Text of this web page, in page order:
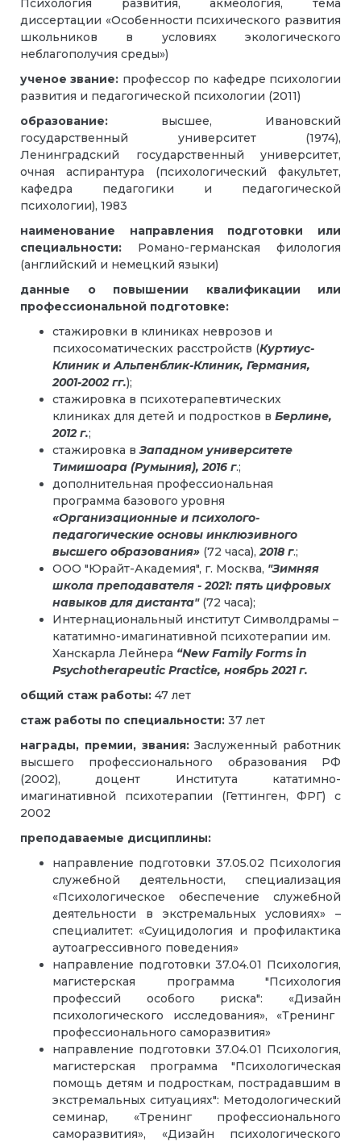
Психология развития, акмеология, тема
диссертации «Особенности психического развития
школьников в условиях экологического
неблагополучия среды»)
ученое звание: профессор по кафедре психологии
развития и педагогической психологии (2011)
образование:
высшее, Ивановский
государственный университет (1974),
Ленинградский государственный университет,
очная аспирантура (психологический факультет,
кафедра педагогики и педагогической
психологии), 1983
наименование направления подготовки или
специальности: Романо-германская филология
(английский и немецкий языки)
данные о повышении квалификации или
профессиональной подготовке:
стажировки в клиниках неврозов и
психосоматических расстройств (Куртиус-
Клиник и Альпенблик-Клиник, Германия,
2001-2002 гг.);
стажировка в психотерапевтических
клиниках для детей и подростков в Берлине,
2012 г.;
стажировка вЗападном университете
Тимишоара (Румыния), 2016 г.;
дополнительная профессиональная
программа базового уровня
«Организационные и психолого-
педагогические основы инклюзивного
высшего образования» (72 часа),2018 г.;
ООО "Юрайт-Академия", г. Москва, "Зимняя
школа преподавателя - 2021: пять цифровых
навыков для дистанта" (72 часа);
Интернациональный институт Символдрамы –
кататимно-имагинативной психотерапии им.
Ханскарла Лейнера “New Family Forms in
Psychotherapeutic Practice, ноябрь 2021 г.
общий стаж работы: 47 лет
стаж работы по специальности: 37 лет
награды, премии, звания: Заслуженный работник
высшего профессионального образования РФ
(2002), доцент Института кататимно-
имагинативной психотерапии (Геттинген, ФРГ) с
2002
преподаваемые дисциплины:
направление подготовки 37.05.02 Психология
служебной деятельности, специализация
«Психологическое обеспечение служебной
деятельности в экстремальных условиях» –
специалитет: «Суицидология и профилактика
аутоагрессивного поведения»
направление подготовки 37.04.01 Психология,
магистерская программа "Психология
профессий особого риска": «Дизайн
психологического исследования», «Тренинг
профессионального саморазвития»
направление подготовки 37.04.01 Психология,
магистерская программа "Психологическая
помощь детям и подросткам, пострадавшим в
экстремальных ситуациях": Методологический
семинар, «Тренинг профессионального
саморазвития», «Дизайн психологического